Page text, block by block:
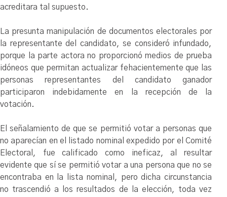
acreditara tal supuesto.
La presunta manipulación de documentos electorales por
la representante del candidato, se consideró infundado,
porque la parte actora no proporcionó medios de prueba
idóneos que permitan actualizar fehacientemente que las
personas representantes del candidato ganador
participaron indebidamente en la recepción de la
votación.
El señalamiento de que se permitió votar a personas que
no aparecían en el listado nominal expedido por el Comité
Electoral, fue calificado como ineficaz, al resultar
evidente que sí se permitió votar a una persona que no se
encontraba en la lista nominal, pero dicha circunstancia
no trascendió a los resultados de la elección, toda vez